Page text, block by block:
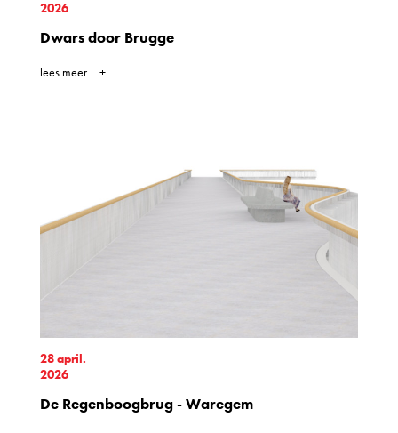
2026
Dwars door Brugge
lees meer
28 april.
2026
De Regenboogbrug - Waregem